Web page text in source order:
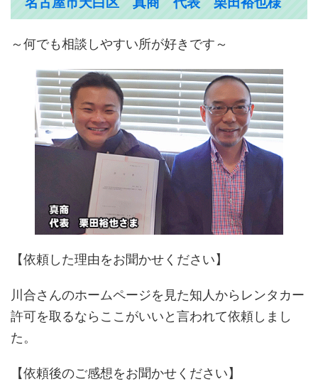
～何でも相談しやすい所が好きです～
【依頼した理由をお聞かせください】
川合さんのホームページを見た知人からレンタカー
許可を取るならここがいいと言われて依頼しまし
た。
【依頼後のご感想をお聞かせください】